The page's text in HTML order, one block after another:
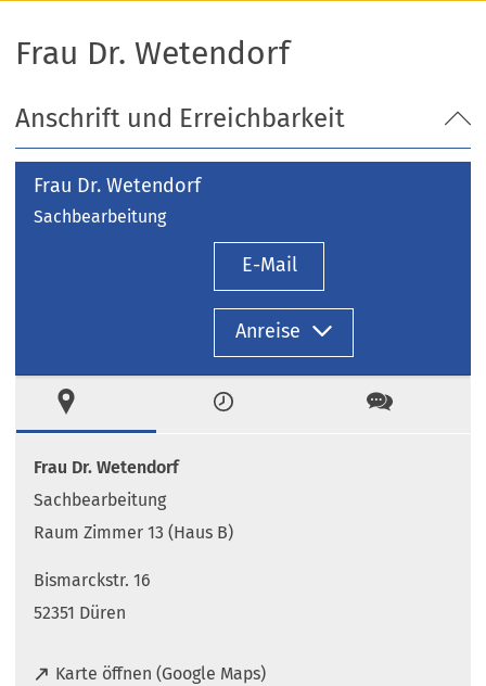
Frau Dr. Wetendorf
Anschrift und Erreichbarkeit
Frau Dr. Wetendorf
Sachbearbeitung
E-Mail
Anreise
Zeiten Kontakt
Frau Dr. Wetendorf
Sachbearbeitung
Raum Zimmer 13 (Haus B)
Bismarckstr. 16
52351 Düren
Karte öffnen (Google Maps)
(